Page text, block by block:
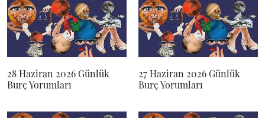
28 Haziran 2026 Günlük
Burç Yorumları
27 Haziran 2026 Günlük
Burç Yorumları